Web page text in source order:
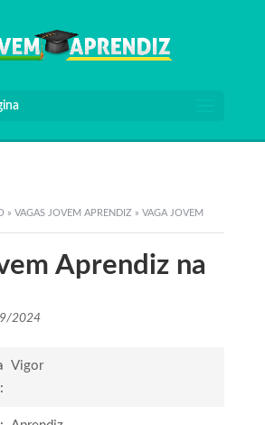
» VAGAS JOVEM APRENDIZ» VAGA JOVEM
Aprendiz na
2024
Vigor